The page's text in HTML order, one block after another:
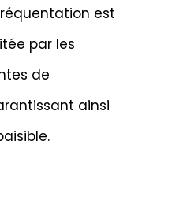
est
par les
de
ainsi